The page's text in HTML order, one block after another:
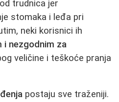
trudnica jer
stomaka i leđa pri
neki korisnici ih
i nezgodnim za
veličine i teškoće pranja
postaju sve traženiji.